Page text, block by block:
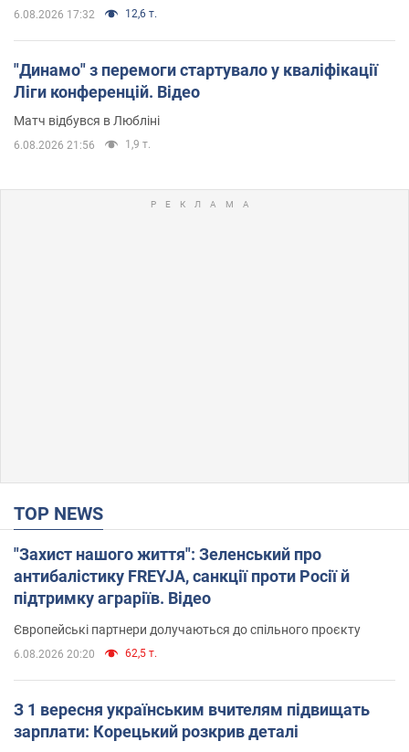
6.08.2026 17:32 12,6 т.
"Динамо" з перемоги стартувало у кваліфікації
Ліги конференцій. Відео
Матч відбувся в Любліні
6.08.2026 21:56 1,9 т.
TOP NEWS
"Захист нашого життя": Зеленський про
антибалістику FREYJA, санкції проти Росії й
підтримку аграріїв. Відео
Європейські партнери долучаються до спільного проєкту
6.08.2026 20:20 62,5 т.
З 1 вересня українським вчителям підвищать
зарплати: Корецький розкрив деталі